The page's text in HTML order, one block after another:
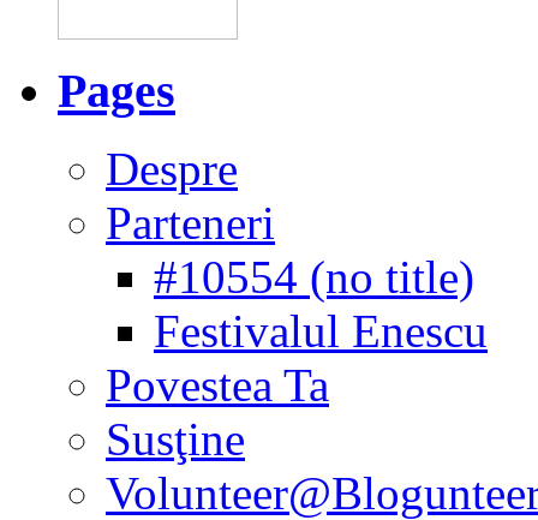
Pages
Despre
Parteneri
#10554 (no title)
Festivalul Enescu
Povestea Ta
Susţine